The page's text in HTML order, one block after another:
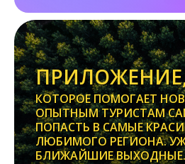
КОТОРОЕ ПОМОГАЕТ
ОПЫТНЫМ ТУРИСТАМ
ПОПАСТЬ В САМЫЕ
ЛЮБИМОГО РЕГИОНА.
БЛИЖАЙШИЕ ВЫХОДНЫЕ.